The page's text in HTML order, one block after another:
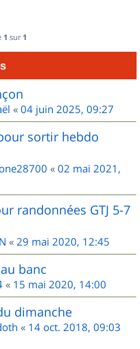
1 sur 1
« 04 juin 2025, 09:27
sortir hebdo
« 02 mai 2021,
randonnées GTJ 5-7
« 29 mai 2020, 12:45
banc
« 15 mai 2020, 14:00
dimanche
« 14 oct. 2018, 09:03